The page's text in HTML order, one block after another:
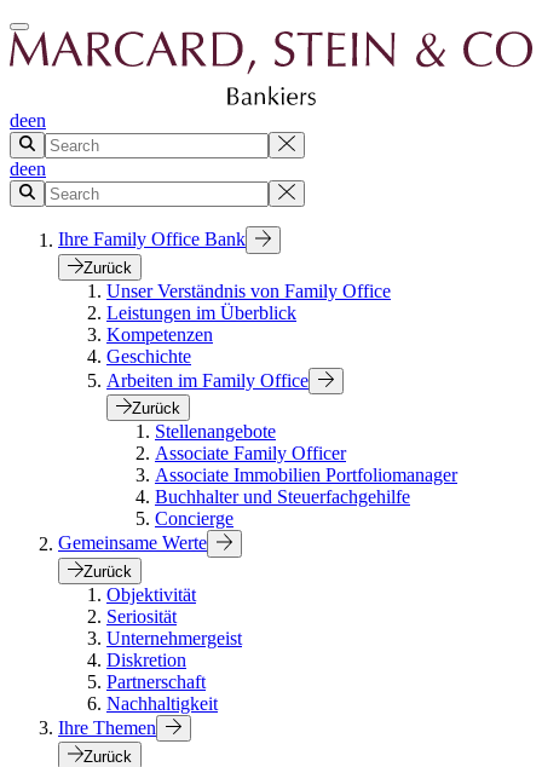
deen
deen
Ihre Family Office Bank
Zurück
Unser Verständnis von Family Office
Leistungen im Überblick
Kompetenzen
Geschichte
Arbeiten im Family Office
Zurück
Stellenangebote
Associate Family Officer
Associate Immobilien Portfoliomanager
Buchhalter und Steuerfachgehilfe
Concierge
Gemeinsame Werte
Zurück
Objektivität
Seriosität
Unternehmergeist
Diskretion
Partnerschaft
Nachhaltigkeit
Ihre Themen
Zurück